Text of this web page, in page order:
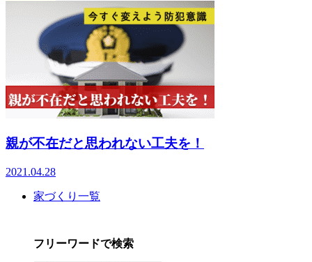
親が不在だと思われない工夫を！
2021.04.28
家づくり一覧
フリーワードで検索